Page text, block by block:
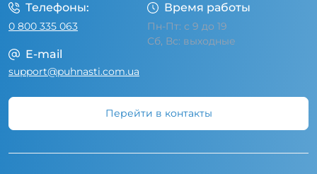
Телефоны:
0 800 335 063
Время работы
Пн-Пт: с 9 до 19
Сб, Вс: выходные
E-mail
support@puhnasti.com.ua
Перейти в контакты